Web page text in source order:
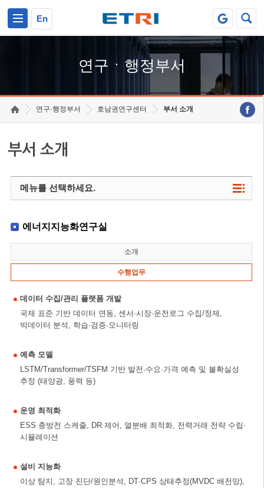
En
연구ㆍ행정부서
연구·행정부서 호남권연구센터 부서 소개
부서 소개
메뉴를 선택하세요.
에너지지능화연구실
소개
수행업무
데이터 수집/관리 플랫폼 개발
국제 표준 기반 데이터 연동, 센서·시장·운전로그 수집/정제,
빅데이터 분석, 학습·검증·모니터링
예측 모델
LSTM/Transformer/TSFM 기반 발전·수요·가격 예측 및 불확실성
추정 (태양광, 풍력 등)
운영 최적화
ESS 충방전 스케줄, DR 제어, 열분배 최적화, 전력거래 전략 수립·
시뮬레이션
설비 지능화
이상 탐지, 고장 진단/원인분석, DT·CPS 상태추정(MVDC 배전망),